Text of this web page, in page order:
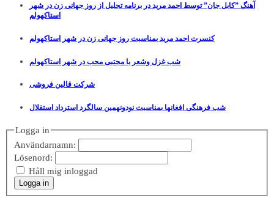
آهنگ ”کابل جان” توسط احمد مرید در برنامه تجلیل از روز جهانی زن در شهر
استاکهولم
کنسرت احمد مرید بمناسبت روز جهانی زن در شهر استاکهولم
شب غزل وشعر با مجتبی محب در شهر استاکهولم
شرکت قالین فروشی
شب فرهنگی افغانها بمناسبت نودونهمین سالگرد استرداد استقلال
Logga in
Användarnamn:
Lösenord:
Håll mig inloggad
Logga in